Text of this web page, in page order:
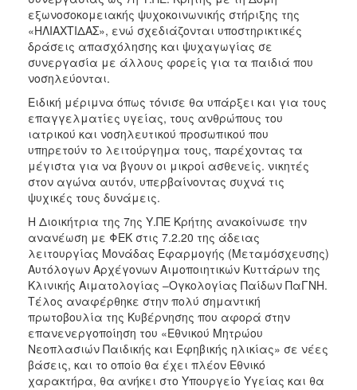
εξωνοσοκομειακής ψυχοκοινωνικής στήριξης της
«ΗΛΙΑΧΤΙΔΑΣ», ενώ σχεδιάζονται υποστηρικτικές
δράσεις απασχόλησης και ψυχαγωγίας σε
συνεργασία με άλλους φορείς για τα παιδιά που
νοσηλεύονται.
Ειδική μέριμνα όπως τόνισε θα υπάρξει και για τους
επαγγελματίες υγείας, τους ανθρώπους του
ιατρικού και νοσηλευτικού προσωπικού που
υπηρετούν το λειτούργημα τους, παρέχοντας τα
μέγιστα για να βγουν οι μικροί ασθενείς. νικητές
στον αγώνα αυτόν, υπερβαίνοντας συχνά τις
ψυχικές τους δυνάμεις.
Η Διοικήτρια της 7ης Υ.ΠΕ Κρήτης ανακοίνωσε την
ανανέωση με ΦΕΚ στις 7.2.20 της άδειας
λειτουργίας Μονάδας Εφαρμογής (Μεταμόσχευσης)
Αυτόλογων Αρχέγονων Αιμοποιητικών Κυττάρων της
Κλινικής Αιματολογίας –Ογκολογίας Παίδων ΠαΓΝΗ.
Τέλος αναφέρθηκε στην πολύ σημαντική
πρωτοβουλία της Κυβέρνησης που αφορά στην
επανενεργοποίηση του «Εθνικού Μητρώου
Νεοπλασιών Παιδικής και Εφηβικής ηλικίας» σε νέες
βάσεις, και το οποίο θα έχει πλέον Εθνικό
χαρακτήρα, θα ανήκει στο Υπουργείο Υγείας και θα